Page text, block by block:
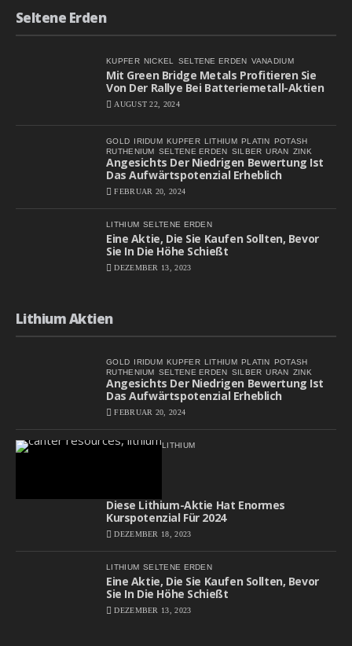
Seltene Erden
KUPFER NICKEL SELTENE ERDEN VANADIUM
Mit Green Bridge Metals Profitieren Sie
Von Der Rallye Bei Batteriemetall-Aktien
AUGUST 22, 2024
GOLD IRIDUM KUPFER LITHIUM PLATIN POTASH
RUTHENIUM SELTENE ERDEN SILBER URAN ZINK
Angesichts Der Niedrigen Bewertung Ist
Das Aufwärtspotenzial Erheblich
FEBRUAR 20, 2024
LITHIUM SELTENE ERDEN
Eine Aktie, Die Sie Kaufen Sollten, Bevor
Sie In Die Höhe Schießt
DEZEMBER 13, 2023
Lithium Aktien
GOLD IRIDUM KUPFER LITHIUM PLATIN POTASH
RUTHENIUM SELTENE ERDEN SILBER URAN ZINK
Angesichts Der Niedrigen Bewertung Ist
Das Aufwärtspotenzial Erheblich
FEBRUAR 20, 2024
LITHIUM
Diese Lithium-Aktie Hat Enormes
Kurspotenzial Für 2024
DEZEMBER 18, 2023
LITHIUM SELTENE ERDEN
Eine Aktie, Die Sie Kaufen Sollten, Bevor
Sie In Die Höhe Schießt
DEZEMBER 13, 2023